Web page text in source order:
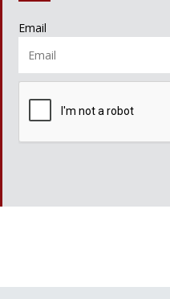
Email